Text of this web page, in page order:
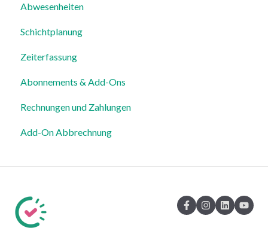
Für Mitarbeiter
Einstellungen
Login, Account & Sicherheit
Mitarbeiterverwaltung
Mitarbeiterprofile & Stammdaten
Standorte & Arbeitsbereiche
Zeiterfassung, Soll-Stunden & Abwesenheiten
Dienstplanung & Spezialfälle
Export
Abwesenheiten
Schichtplanung
Zeiterfassung
Abonnements & Add-Ons
Rechnungen und Zahlungen
Add-On Abbrechnung